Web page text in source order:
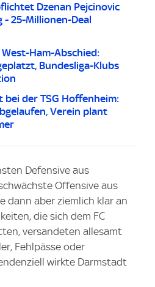
Dzenan Pejcinovic
- 25-Millionen-Deal
Ham-Abschied:
Bundesliga-Klubs
bei der TSG Hoffenheim:
Verein plant
Defensive aus
Offensive aus
dann aber ziemlich klar an
die sich dem FC
versandeten allesamt
Fehlpässe oder
wirkte Darmstadt